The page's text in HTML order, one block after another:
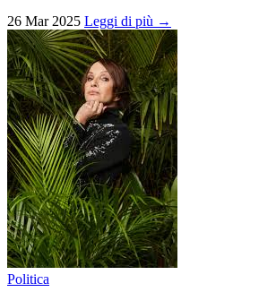
26 Mar 2025 Leggi di più →
Politica